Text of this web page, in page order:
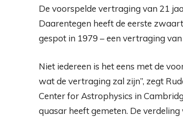
De voorspelde vertraging van 21
Daarentegen heeft de eerste
gespot in 1979 – een vertraging
Niet iedereen is het eens met de
wat de vertraging zal zijn”, zegt
Center for Astrophysics in
quasar heeft gemeten. De